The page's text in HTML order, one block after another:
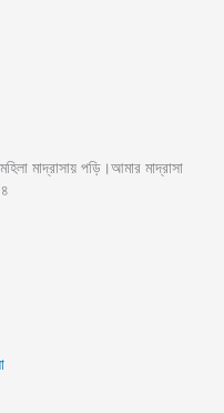
পড়ি।আমার মাদ্রাসা